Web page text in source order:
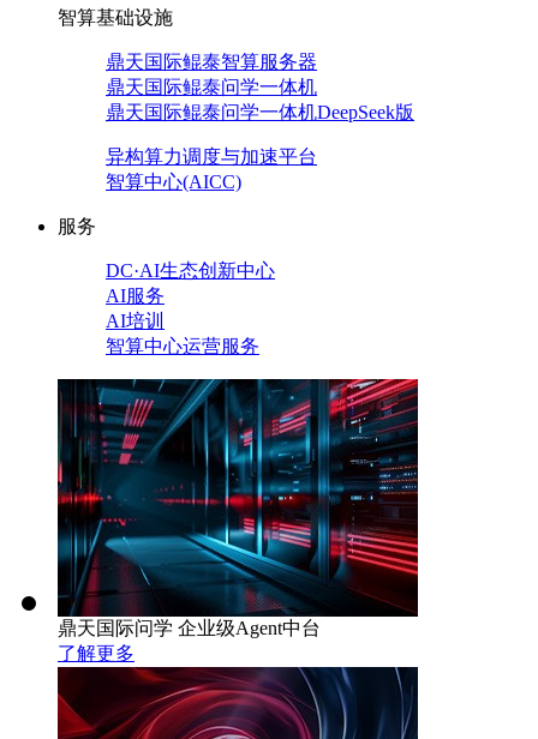
智算基础设施
鼎天国际鲲泰智算服务器
鼎天国际鲲泰问学一体机
鼎天国际鲲泰问学一体机DeepSeek版
异构算力调度与加速平台
智算中心(AICC)
服务
DC·AI生态创新中心
AI服务
AI培训
智算中心运营服务
鼎天国际问学 企业级Agent中台
了解更多